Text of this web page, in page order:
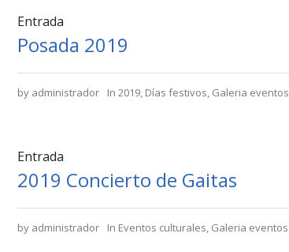
Entrada
Posada 2019
by administrador In2019, Días festivos, Galeria eventos
Entrada
2019 Concierto de Gaitas
by administrador In Eventos culturales, Galeria eventos